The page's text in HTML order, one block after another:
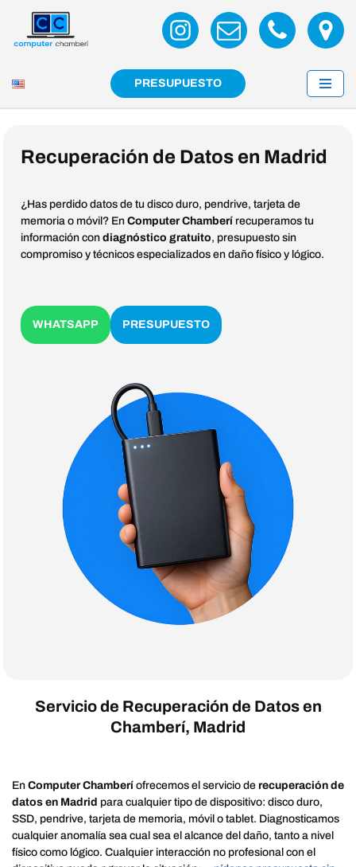
Saltar
PRESUPUESTO
Recuperación de Datos en Madrid
¿Has perdido datos de tu disco duro, pendrive, tarjeta de
memoria o móvil? En Computer Chamberírecuperamos tu
información con diagnóstico gratuito, presupuesto sin
compromiso y técnicos especializados en daño físico y lógico.
WHATSAPP PRESUPUESTO
Servicio de Recuperación de Datos en
Chamberí, Madrid
En Computer Chamberí ofrecemos el servicio de recuperación de
datos en Madrid para cualquier tipo de dispositivo: disco duro,
SSD, pendrive, tarjeta de memoria, móvil o tablet. Diagnosticamos
cualquier anomalía sea cual sea el alcance del daño, tanto a nivel
físico como lógico. Cualquier interacción no profesional con el